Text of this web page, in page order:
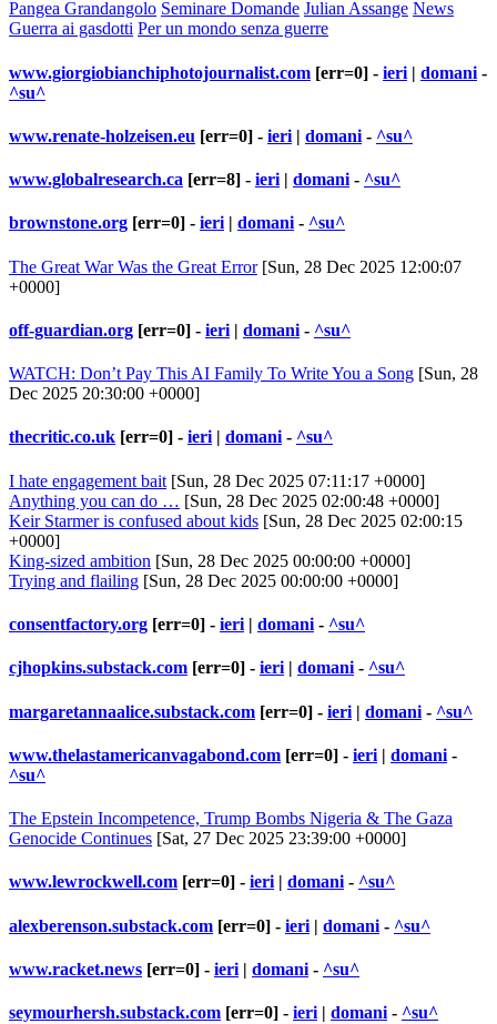
Pangea Grandangolo Seminare Domande Julian Assange News
Guerra ai gasdotti Per un mondo senza guerre
www.giorgiobianchiphotojournalist.com [err=0] - ieri | domani -
^su^
www.renate-holzeisen.eu [err=0] - ieri | domani - ^su^
www.globalresearch.ca [err=8] - ieri | domani - ^su^
brownstone.org [err=0] - ieri| domani- ^su^
The Great War Was the Great Error[Sun, 28 Dec 2025 12:00:07
+0000]
off-guardian.org [err=0] - ieri | domani - ^su^
WATCH: Don’t Pay This AI Family To Write You a Song [Sun, 28
Dec 2025 20:30:00 +0000]
thecritic.co.uk [err=0] - ieri| domani- ^su^
I hate engagement bait [Sun, 28 Dec 2025 07:11:17 +0000]
Anything you can do … [Sun, 28 Dec 2025 02:00:48 +0000]
Keir Starmer is confused about kids [Sun, 28 Dec 2025 02:00:15
+0000]
King-sized ambition [Sun, 28 Dec 2025 00:00:00 +0000]
Trying and flailing [Sun, 28 Dec 2025 00:00:00 +0000]
consentfactory.org [err=0] - ieri | domani - ^su^
cjhopkins.substack.com [err=0] - ieri | domani - ^su^
margaretannaalice.substack.com [err=0] - ieri | domani - ^su^
www.thelastamericanvagabond.com [err=0] - ieri | domani -
^su^
The Epstein Incompetence, Trump Bombs Nigeria & The Gaza
Genocide Continues [Sat, 27 Dec 2025 23:39:00 +0000]
www.lewrockwell.com [err=0] - ieri | domani - ^su^
alexberenson.substack.com [err=0] - ieri | domani - ^su^
www.racket.news [err=0] - ieri | domani - ^su^
seymourhersh.substack.com [err=0] - ieri | domani - ^su^